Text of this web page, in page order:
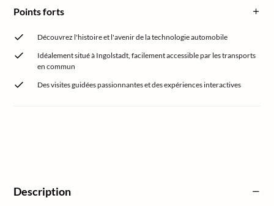
Points forts
Découvrez l'histoire et l'avenir de la technologie automobile
Idéalement situé à Ingolstadt, facilement accessible par les transports
en commun
Des visites guidées passionnantes et des expériences interactives
Description